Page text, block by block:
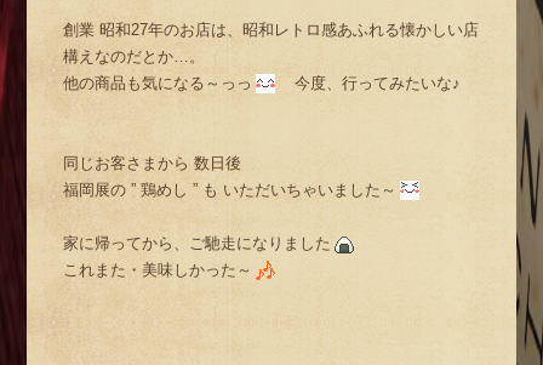
創業 昭和27年のお店は、昭和レトロ感あふれる懐かしい店
構えなのだとか…。
他の商品も気になる～っっ
今度、行ってみたいな♪
同じお客さまから 数日後
福岡展の ” 鶏めし ” も いただいちゃいました～
家に帰ってから、ご馳走になりました
これまた・美味しかった～